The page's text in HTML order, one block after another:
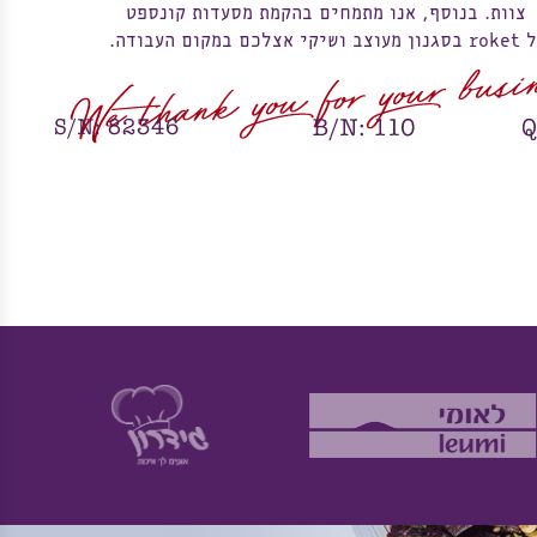
צוות. בנוסף, אנו מתמחים בהקמת מסעדות קונספט
roket בסגנון מעוצב ושיקי אצלכם במקום העבודה.